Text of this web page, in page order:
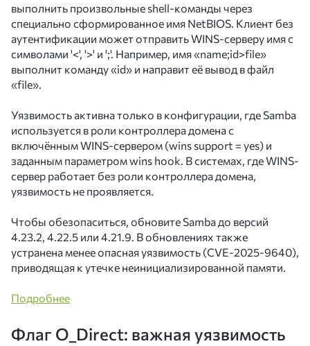
выполнить произвольные shell-команды через
специально сформированное имя NetBIOS. Клиент без
аутентификации может отправить WINS-серверу имя с
символами '<', '>' и ';'. Например, имя «name;id>file»
выполнит команду «id» и направит её вывод в файл
«file».
Уязвимость активна только в конфигурации, где Samba
используется в роли контроллера домена с
включённым WINS-сервером (wins support = yes) и
заданным параметром wins hook. В системах, где WINS-
сервер работает без роли контроллера домена,
уязвимость не проявляется.
Чтобы обезопаситься, обновите Samba до версий
4.23.2, 4.22.5 или 4.21.9. В обновлениях также
устранена менее опасная уязвимость (CVE-2025-9640),
приводящая к утечке неинициализированной памяти.
Подробнее
Флаг O_Direct: важная уязвимость